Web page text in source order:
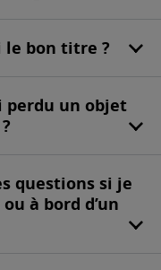
le bon titre ?
perdu un objet
questions si je
à bord d’un